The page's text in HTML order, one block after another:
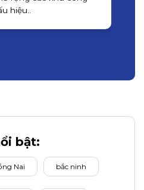
hiệu..
bật:
Nai bắc ninh